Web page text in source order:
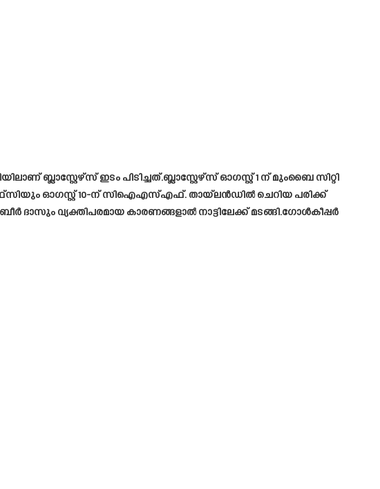
ഇടം പിടിച്ചത്.ബ്ലാസ്റ്റേഴ്‌സ് ഓഗസ്റ്റ് 1 ന് മുംബൈ സിറ്റി
ഓഗസ്റ്റ് 10-ന് സിഐഎസ്എഫ്. തായ്‌ലൻഡിൽ ചെറിയ പരിക്ക്
വ്യക്തിപരമായ കാരണങ്ങളാൽ നാട്ടിലേക്ക് മടങ്ങി.ഗോൾകീപ്പർ